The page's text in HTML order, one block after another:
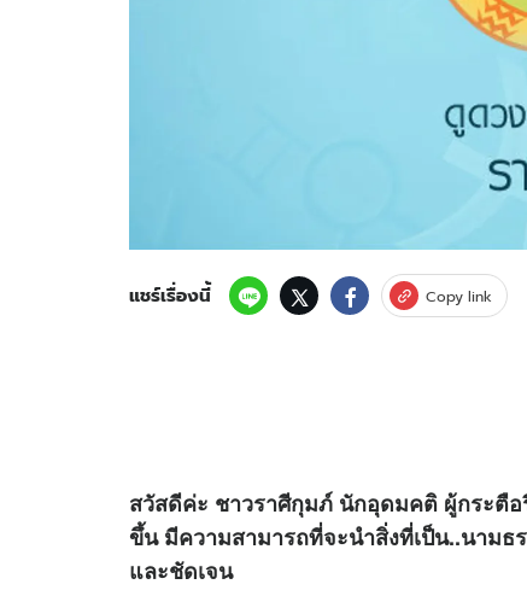
แชร์เรื่องนี้ Copy link
สวัสดีค่ะ ชาวราศีกุมภ์ นักอุดมคติ ผู้กระตื
ขึ้น มีความสามารถที่จะนำสิ่งที่เป็น..นาม
และชัดเจน